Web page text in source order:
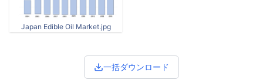
Japan Edible Oil Market.jpg
一括ダウンロード